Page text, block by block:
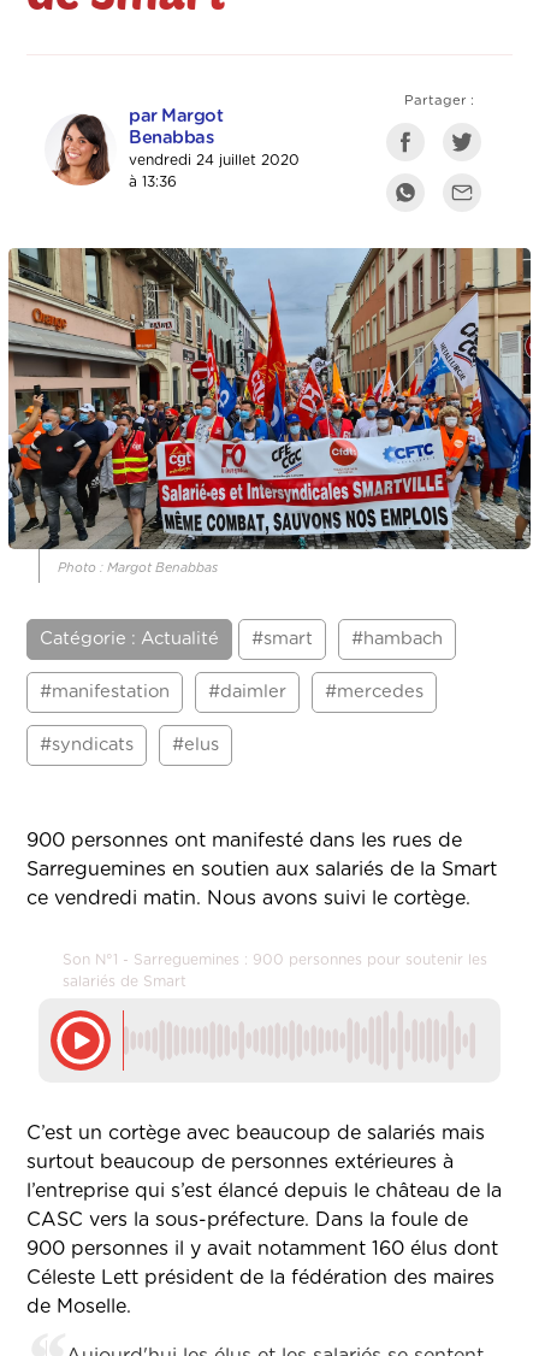
par Margot
Benabbas
vendredi 24 juillet 2020
à 13:36
Partager :
Photo : Margot Benabbas
Catégorie : Actualité #smart #hambach
#manifestation #daimler #mercedes
#syndicats #elus
900 personnes ont manifesté dans les rues de
Sarreguemines en soutien aux salariés de la Smart
ce vendredi matin. Nous avons suivi le cortège.
Son N°1 - Sarreguemines : 900 personnes pour soutenir les
salariés de Smart
C’est un cortège avec beaucoup de salariés mais
surtout beaucoup de personnes extérieures à
l’entreprise qui s’est élancé depuis le château de la
CASC vers la sous-préfecture. Dans la foule de
900 personnes il y avait notamment 160 élus dont
Céleste Lett président de la fédération des maires
de Moselle.